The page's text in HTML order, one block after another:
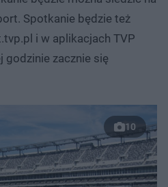
Spotkanie będzie też
i w aplikacjach TVP
godzinie zacznie się
10